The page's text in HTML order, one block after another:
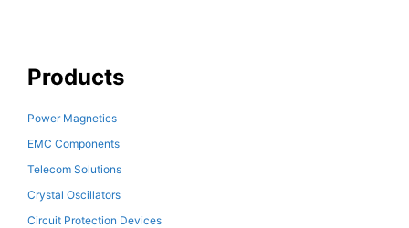
Products
Power Magnetics
EMC Components
Telecom Solutions
Crystal Oscillators
Circuit Protection Devices